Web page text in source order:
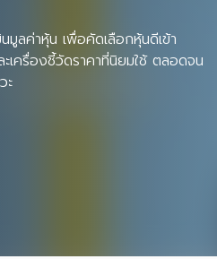
มูลค่าหุ้น เพื่อคัดเลือกหุ้นดีเข้า
เครื่องชี้วัดราคาที่นิยมใช้ ตลอดจน
ะ